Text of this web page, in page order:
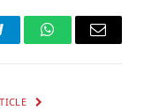
WhatsApp
Email